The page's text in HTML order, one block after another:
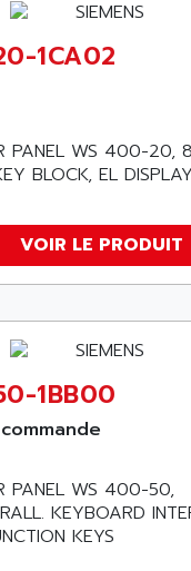
1200
1000
S5-101
PANEL
S5
PG
AS
ELECTRONICS
R1
R1HMI
1CA02
PANEL WS 400-20,
BLOCK, EL DISPLAY
VOIR LE PRODUIT
1BB00
PANEL WS 400-50,
KEYBOARD
KEYS